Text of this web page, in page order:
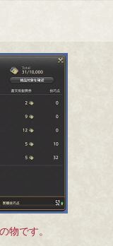
物です。